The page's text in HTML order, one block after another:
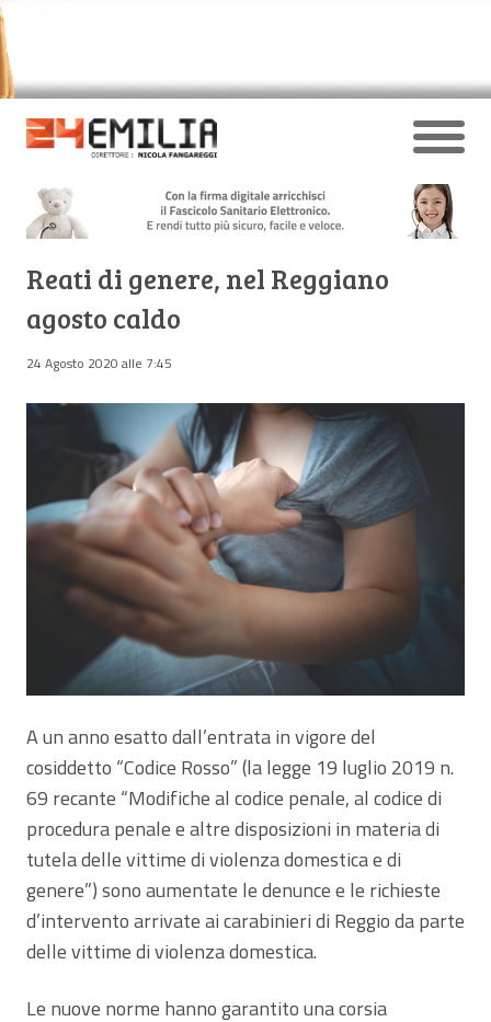
Reati di genere, nel Reggiano
agosto caldo
24 Agosto 2020 alle 7:45
A un anno esatto dall’entrata in vigore del
cosiddetto “Codice Rosso” (la legge 19 luglio 2019 n.
69 recante “Modifiche al codice penale, al codice di
procedura penale e altre disposizioni in materia di
tutela delle vittime di violenza domestica e di
genere”) sono aumentate le denunce e le richieste
d’intervento arrivate ai carabinieri di Reggio da parte
delle vittime di violenza domestica.
Le nuove norme hanno garantito una corsia